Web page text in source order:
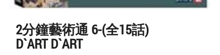
2分鐘藝術通 6-(全15話)
D`ART D`ART